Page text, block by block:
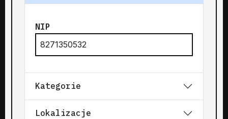
NIP
8271350532
Kategorie
Lokalizacje